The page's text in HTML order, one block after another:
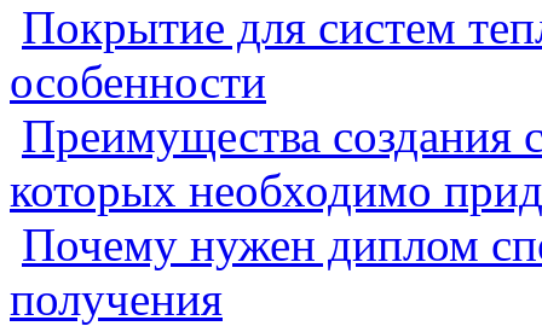
Покрытие для систем
особенности
Преимущества создания
которых необходимо
Почему нужен диплом
получения